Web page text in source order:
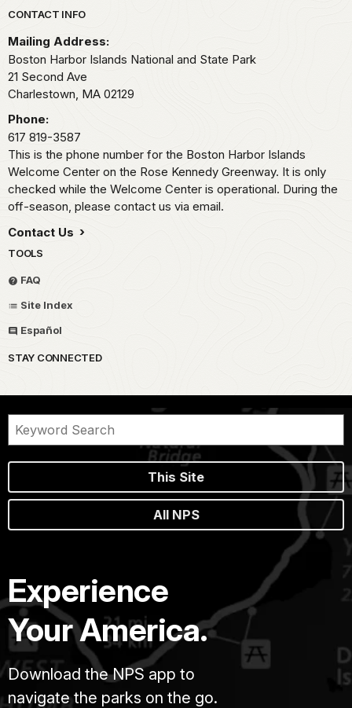
Park footer
CONTACT INFO
Mailing Address:
Boston Harbor Islands National and State Park
21 Second Ave
Charlestown, MA 02129
Phone:
617 819-3587
This is the phone number for the Boston Harbor Islands
Welcome Center on the Rose Kennedy Greenway. It is only
checked while the Welcome Center is operational. During the
off-season, please contact us via email.
Contact Us
TOOLS
FAQ
Site Index
Español
STAY CONNECTED
This Site
All NPS
Experience
Your America.
Download the NPS app to
navigate the parks on the go.